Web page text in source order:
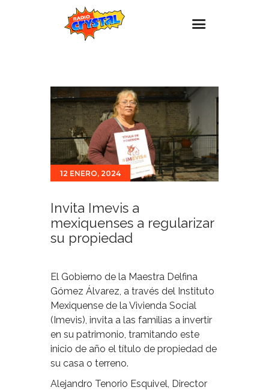
Estaciones
Eventos
Promociones
Noticias
Para ti
12 ENERO, 2024
Invita Imevis a
mexiquenses a regularizar
su propiedad
El Gobierno de la Maestra Delfina
Gómez Álvarez, a través del Instituto
Mexiquense de la Vivienda Social
(Imevis), invita a las familias a invertir
en su patrimonio, tramitando este
inicio de año el título de propiedad de
su casa o terreno.
Alejandro Tenorio Esquivel, Director